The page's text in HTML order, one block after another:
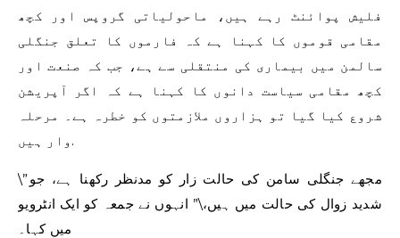
فلیش پوائنٹ رہے ہیں، ماحولیاتی گروپس اور کچھ
مقامی قوموں کا کہنا ہے کہ فارموں کا تعلق جنگلی
سالمن میں بیماری کی منتقلی سے ہے، جب کہ صنعت اور
کچھ مقامی سیاست دانوں کا کہنا ہے کہ اگر آپریشن
شروع کیا گیا تو ہزاروں ملازمتوں کو خطرہ ہے۔ مرحلہ
وار ہیں.
\”مجھے جنگلی سامن کی حالت زار کو مدنظر رکھنا ہے، جو
شدید زوال کی حالت میں ہیں،\” انہوں نے جمعہ کو ایک انٹرویو
میں کہا۔